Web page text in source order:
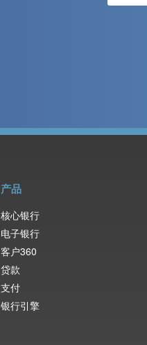
产品
核心银行
电子银行
客户360
贷款
支付
银行引擎